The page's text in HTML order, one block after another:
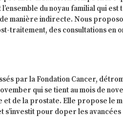
du noyau familial qui est
manière indirecte. Nous
traitement, des consultations en
par la Fondation Cancer,
qui se tient au mois de
et de la prostate. Elle propose le
s’investit pour doper les avancées